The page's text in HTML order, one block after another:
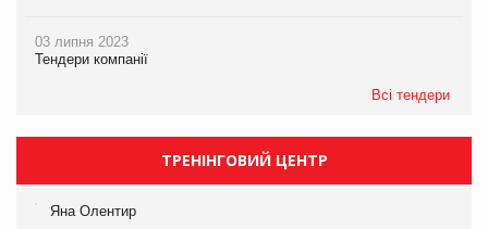
03 липня 2023
Тендери компанії
Всі тендери
ТРЕНІНГОВИЙ ЦЕНТР
Яна Олентир